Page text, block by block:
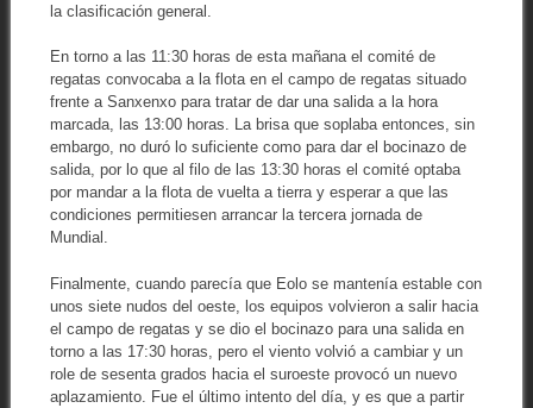
la clasificación general.
En torno a las 11:30 horas de esta mañana el comité de
regatas convocaba a la flota en el campo de regatas situado
frente a Sanxenxo para tratar de dar una salida a la hora
marcada, las 13:00 horas. La brisa que soplaba entonces, sin
embargo, no duró lo suficiente como para dar el bocinazo de
salida, por lo que al filo de las 13:30 horas el comité optaba
por mandar a la flota de vuelta a tierra y esperar a que las
condiciones permitiesen arrancar la tercera jornada de
Mundial.
Finalmente, cuando parecía que Eolo se mantenía estable con
unos siete nudos del oeste, los equipos volvieron a salir hacia
el campo de regatas y se dio el bocinazo para una salida en
torno a las 17:30 horas, pero el viento volvió a cambiar y un
role de sesenta grados hacia el suroeste provocó un nuevo
aplazamiento. Fue el último intento del día, y es que a partir